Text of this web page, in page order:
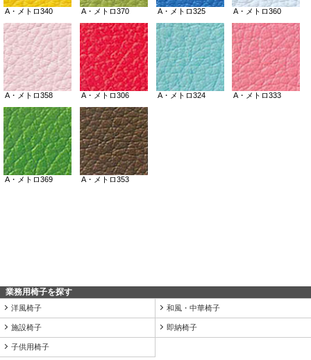
業務用椅子を探す
洋風椅子 和風・中華椅子
施設椅子 即納椅子
子供用椅子